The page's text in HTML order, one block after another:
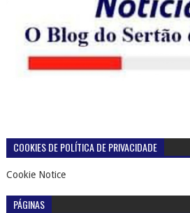
COOKIES DE POLÍTICA DE PRIVACIDADE
Cookie Notice
PÁGINAS